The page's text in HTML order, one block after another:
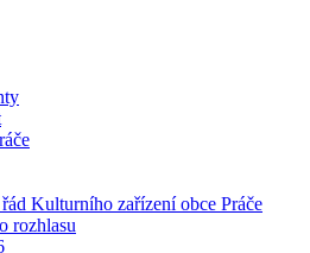
Kulturního zařízení obce Práče
rozhlasu